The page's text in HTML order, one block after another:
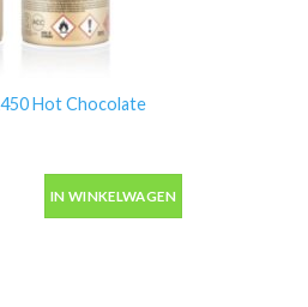
Hot Chocolate
Hot Chocolate 400ml spuitbus aantal
IN WINKELWAGEN